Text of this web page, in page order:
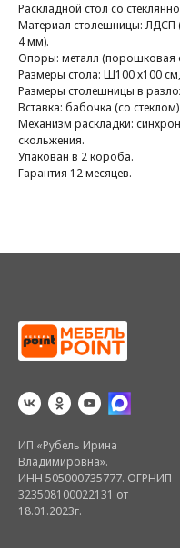
Раскладной стол со
Материал столешницы: ЛДСП
4 мм).
Опоры: металл (порошковая
Размеры стола: Ш100 х100
Размеры столешницы в
Вставка: бабочка (со
Механизм раскладки:
скольжения.
Упакован в 2 короба.
Гарантия 12 месяцев.
ИП «Рубель Ирина
Владимировна».
ИНН 505000735777. ОГРНИП
323508100022131 от
18.01.2023г.